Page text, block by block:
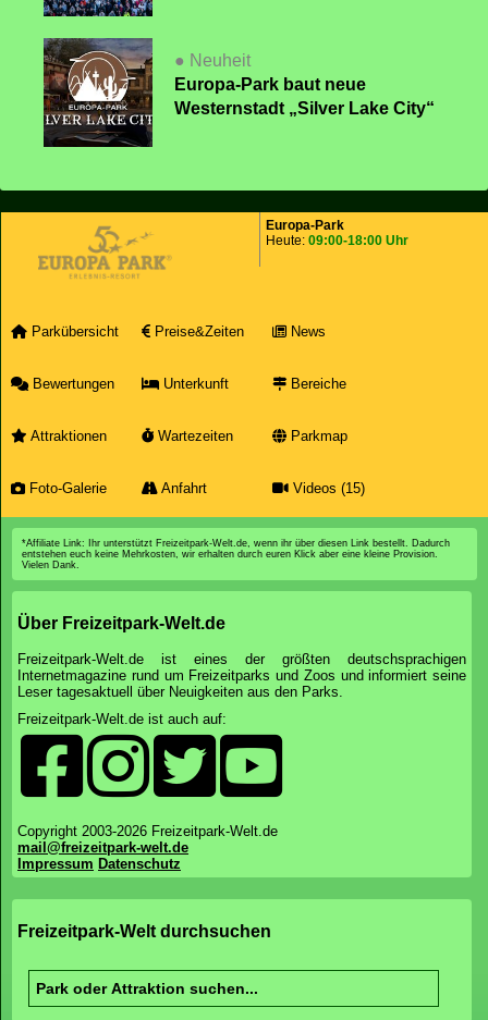
● Neuheit
Europa-Park baut neue
Westernstadt „Silver Lake City“
Europa-Park
Heute: 09:00-18:00 Uhr
Parkübersicht Preise&Zeiten News
Bewertungen Unterkunft Bereiche
Attraktionen Wartezeiten Parkmap
Foto-Galerie Anfahrt Videos (15)
*Affiliate Link: Ihr unterstützt Freizeitpark-Welt.de, wenn ihr über diesen Link bestellt. Dadurch
entstehen euch keine Mehrkosten, wir erhalten durch euren Klick aber eine kleine Provision.
Vielen Dank.
Über Freizeitpark-Welt.de
Freizeitpark-Welt.de ist eines der größten deutschsprachigen
Internetmagazine rund um Freizeitparks und Zoos und informiert seine
Leser tagesaktuell über Neuigkeiten aus den Parks.
Freizeitpark-Welt.de ist auch auf:
Copyright 2003-2026 Freizeitpark-Welt.de
mail@freizeitpark-welt.de
Impressum Datenschutz
Freizeitpark-Welt durchsuchen